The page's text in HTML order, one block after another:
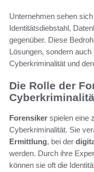
Unternehmen sehen
Identitätsdiebstahl,
gegenüber. Diese
Lösungen, sondern
Cyberkriminalität und
Die Rolle der
Forensiker spielen eine
Cyberkriminalität. Sie
Ermittlung, bei der
werden. Durch ihre
können sie oft die